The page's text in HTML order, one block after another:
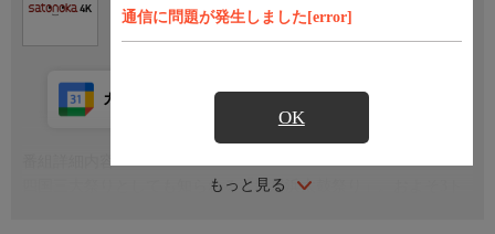
通信に問題が発生しました[error]
OK
もっと見る
カレンダー登録 アプリ視聴
四国三大祭りとしても知られる「新居浜太鼓祭り」。およそ3ト